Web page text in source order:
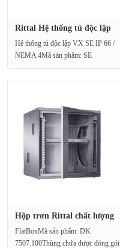
Rittal Hệ thống tủ độc lập
Hệ thống tủ độc lập VX SE IP 66 /
NEMA 4Mã sản phẩm: SE
Hộp trơn Rittal chất lượng
FlatBoxMã sản phẩm: DK
7507.100Thùng chứa được đóng gói